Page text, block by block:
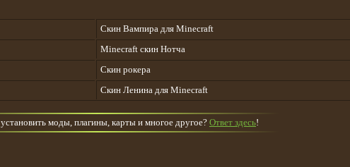
Скин Вампира для Minecraft
Minecraft скин Нотча
Скин рокера
Скин Ленина для Minecraft
моды, плагины, карты и многое другое? Ответ здесь!